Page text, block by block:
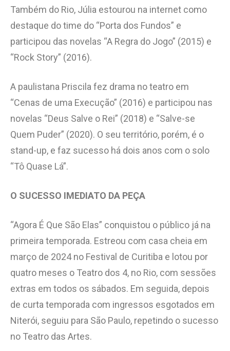
Também do Rio, Júlia estourou na internet como
destaque do time do “Porta dos Fundos” e
participou das novelas “A Regra do Jogo” (2015) e
“Rock Story” (2016).
A paulistana Priscila fez drama no teatro em
“Cenas de uma Execução” (2016) e participou nas
novelas “Deus Salve o Rei” (2018) e “Salve-se
Quem Puder” (2020). O seu território, porém, é o
stand-up, e faz sucesso há dois anos com o solo
“Tô Quase Lá”.
O SUCESSO IMEDIATO DA PEÇA
“Agora É Que São Elas” conquistou o público já na
primeira temporada. Estreou com casa cheia em
março de 2024 no Festival de Curitiba e lotou por
quatro meses o Teatro dos 4, no Rio, com sessões
extras em todos os sábados. Em seguida, depois
de curta temporada com ingressos esgotados em
Niterói, seguiu para São Paulo, repetindo o sucesso
no Teatro das Artes.